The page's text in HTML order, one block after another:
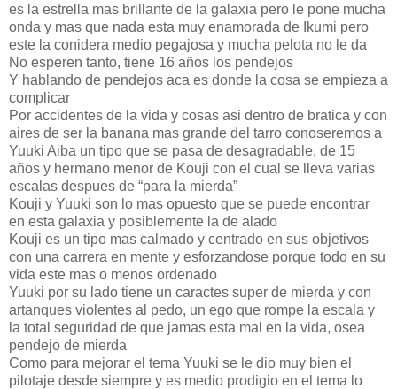
es la estrella mas brillante de la galaxia pero le pone mucha
onda y mas que nada esta muy enamorada de Ikumi pero
este la conidera medio pegajosa y mucha pelota no le da
No esperen tanto, tiene 16 años los pendejos
Y hablando de pendejos aca es donde la cosa se empieza a
complicar
Por accidentes de la vida y cosas asi dentro de bratica y con
aires de ser la banana mas grande del tarro conoseremos a
Yuuki Aiba un tipo que se pasa de desagradable, de 15
años y hermano menor de Kouji con el cual se lleva varias
escalas despues de “para la mierda”
Kouji y Yuuki son lo mas opuesto que se puede encontrar
en esta galaxia y posiblemente la de alado
Kouji es un tipo mas calmado y centrado en sus objetivos
con una carrera en mente y esforzandose porque todo en su
vida este mas o menos ordenado
Yuuki por su lado tiene un caractes super de mierda y con
artanques violentes al pedo, un ego que rompe la escala y
la total seguridad de que jamas esta mal en la vida, osea
pendejo de mierda
Como para mejorar el tema Yuuki se le dio muy bien el
pilotaje desde siempre y es medio prodigio en el tema lo